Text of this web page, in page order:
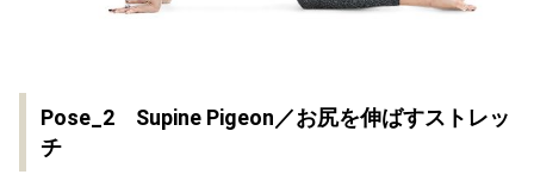
Pose_2 Supine Pigeon／お尻を伸ばすストレッ
チ